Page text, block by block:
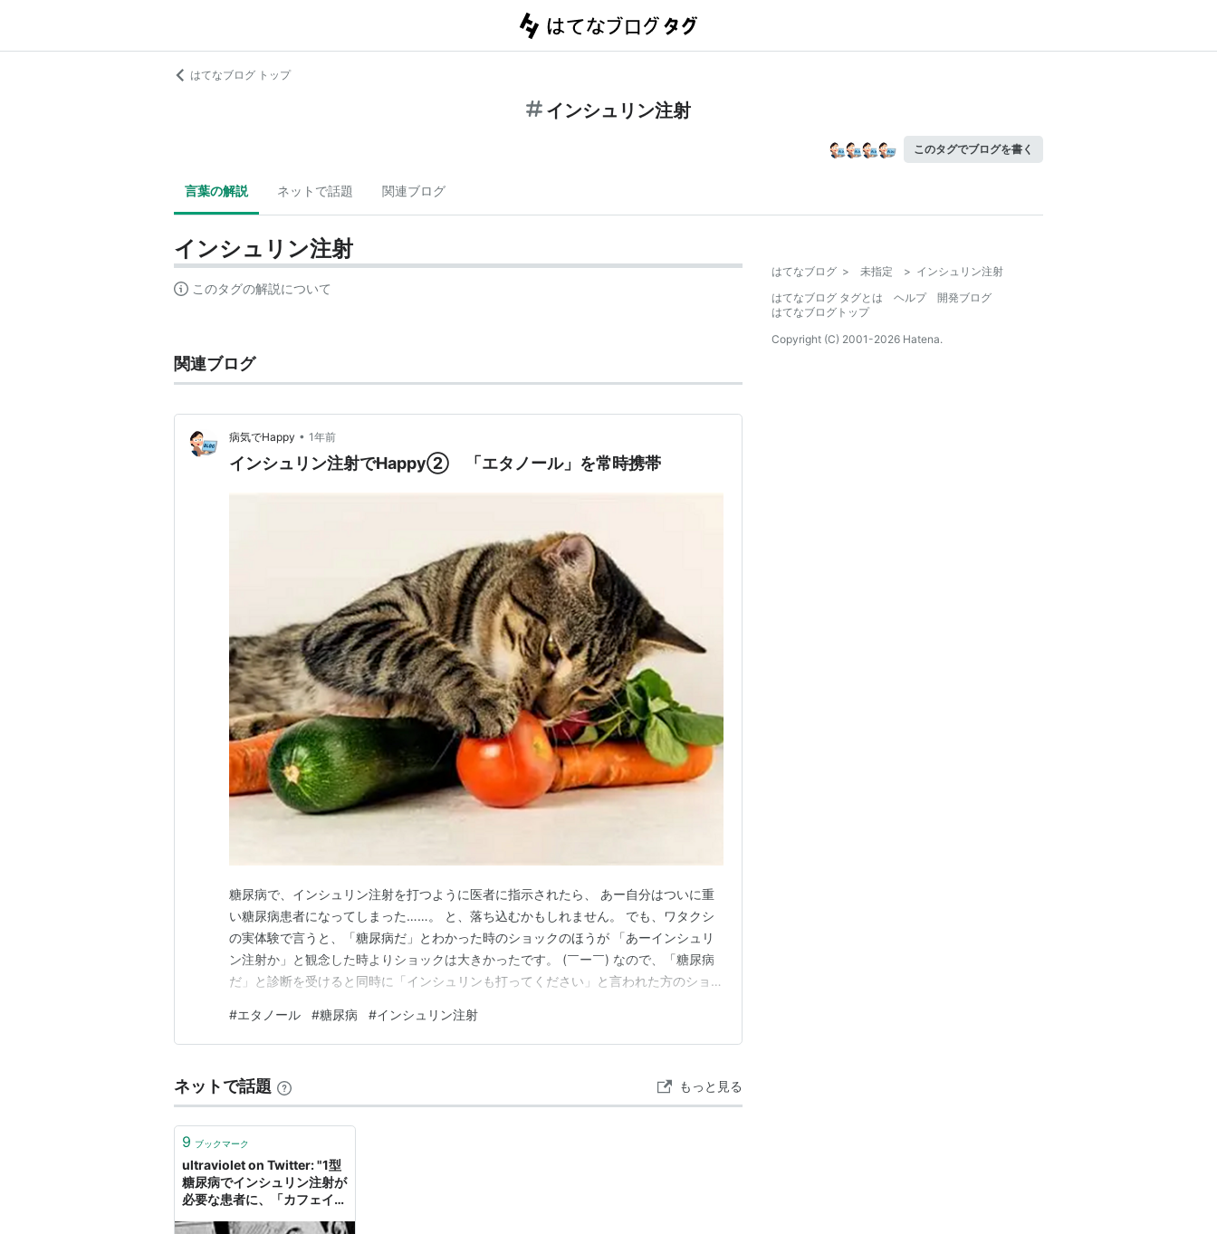
はてなブログ トップ
インシュリン注射
このタグでブログを書く
言葉の解説 ネットで話題 関連ブログ
インシュリン注射
このタグの解説について
関連ブログ
病気でHappy • 1年前
インシュリン注射でHappy② 「エタノール」を常時携帯
糖尿病で、インシュリン注射を打つように医者に指示されたら、 あー自分はついに重
い糖尿病患者になってしまった……。 と、落ち込むかもしれません。 でも、ワタクシ
の実体験で言うと、「糖尿病だ」とわかった時のショックのほうが 「あーインシュリ
ン注射か」と観念した時よりショックは大きかったです。 (￣ー￣) なので、「糖尿病
だ」と診断を受けると同時に「インシュリンも打ってください」と言われた方のショッ
も、インシュリン注射を打つ、というのも悪いことばかりでもありません。 特に、血
糖値を測ったりインシュリンを打ったりするために…
#エタノール #糖尿病 #インシュリン注射
ネットで話題 もっと見る
9 ブックマーク
ultraviolet on Twitter: "1型
糖尿病でインシュリン注射が
必要な患者に、「カフェイン
はてなブログ > 未指定 > インシュリン注射
はてなブログ タグとは
ヘルプ
開発ブログ
はてなブログトップ
Copyright (C) 2001-2026 Hatena.